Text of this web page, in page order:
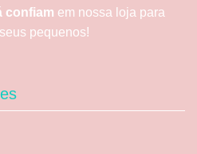
confiam em nossa loja para
pequenos!